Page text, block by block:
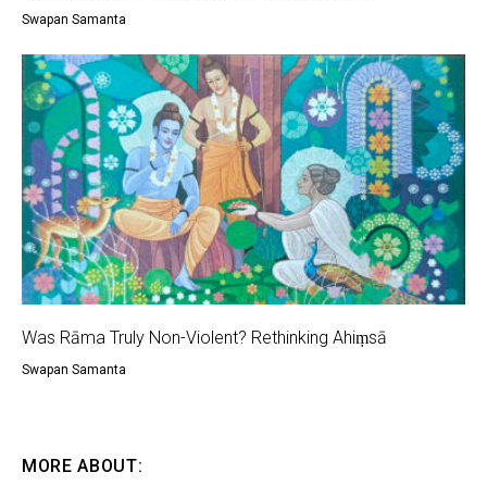
Swapan Samanta
Was Rāma Truly Non-Violent? Rethinking Ahiṃsā
Swapan Samanta
MORE ABOUT: